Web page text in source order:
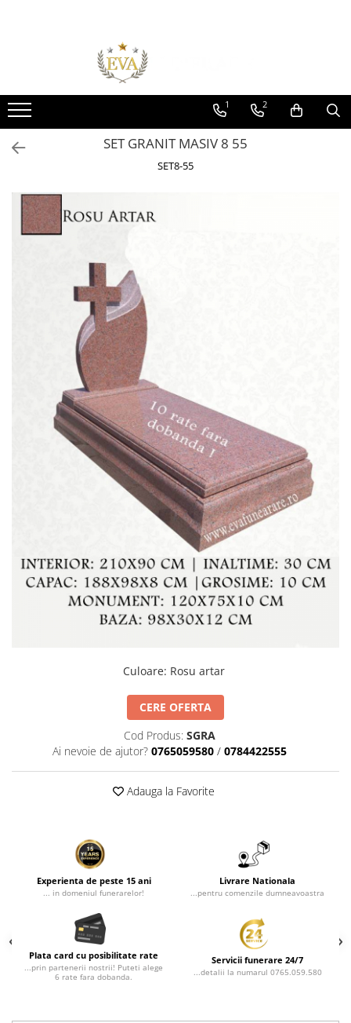
Toate Produsele
Monumente funerare
Cumperi acum platesti mai tarziu
Monumente marmura
Monumente granit
Capace granit
Vaze funerare
Cruci din granit
Felinare funerare
Rame bronz
Manere cavou
Placa memoriala
Placute ABS personalizate
Solutii intretinere granit si
Monumente marmura
Placi memoriale din ABS/Aluminiu
Placi memoriale din piatra
Inele cavou din bronz
Ingeri din bronz
Litere din bronz
Placa comemorativa QR
REDUCERI SI PROMOTII
1 2
SET GRANIT MASIV 8 55
SET8-55
Culoare: Rosu artar
CERE OFERTA
Cod Produs: SGRA
Ai nevoie de ajutor? 0765059580 / 0784422555
Adauga la Favorite
Experienta de peste 15 ani
... in domeniul funerarelor!
Livrare Nationala
...pentru comenzile dumneavoastra
Plata card cu posibilitate rate
...prin partenerii nostrii! Puteti alege
6 rate fara dobanda.
Servicii funerare 24/7
...detalii la numarul 0765.059.580